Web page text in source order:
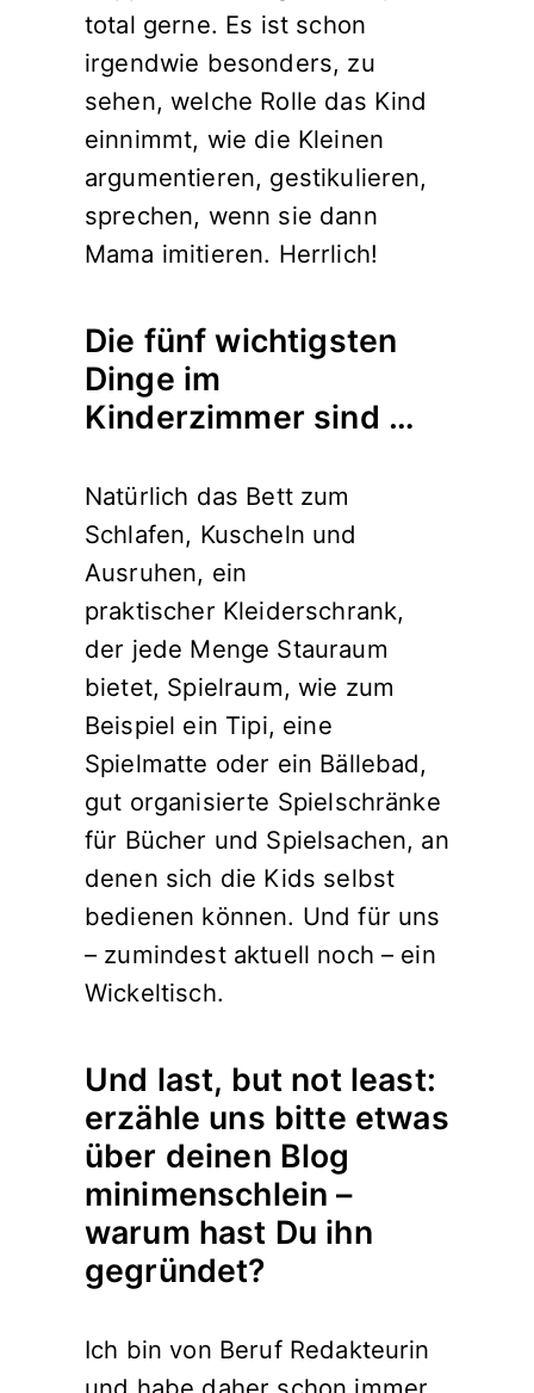
total gerne. Es ist schon
irgendwie besonders, zu
sehen, welche Rolle das Kind
einnimmt, wie die Kleinen
argumentieren, gestikulieren,
sprechen, wenn sie dann
Mama imitieren. Herrlich!
Die fünf wichtigsten
Dinge im
Kinderzimmer sind …
Natürlich das Bett zum
Schlafen, Kuscheln und
Ausruhen, ein
praktischer Kleiderschrank,
der jede Menge Stauraum
bietet, Spielraum, wie zum
Beispiel ein Tipi, eine
Spielmatte oder ein Bällebad,
gut organisierte Spielschränke
für Bücher und Spielsachen, an
denen sich die Kids selbst
bedienen können. Und für uns
– zumindest aktuell noch – ein
Wickeltisch.
Und last, but not least:
erzähle uns bitte etwas
über deinen Blog
minimenschlein –
warum hast Du ihn
gegründet?
Ich bin von Beruf Redakteurin